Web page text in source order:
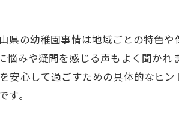
県の幼稚園事情は地域ごとの特色や
みや疑問を感じる声もよく聞かれ
安心して過ごすための具体的なヒン
。